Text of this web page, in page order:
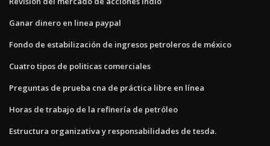
Ganar dinero en linea paypal
Fondo de estabilización de ingresos petroleros de méxico
Cuatro tipos de politicas comerciales
Preguntas de prueba cna de práctica libre en línea
Horas de trabajo de la refinería de petróleo
Estructura organizativa y responsabilidades de tesda.